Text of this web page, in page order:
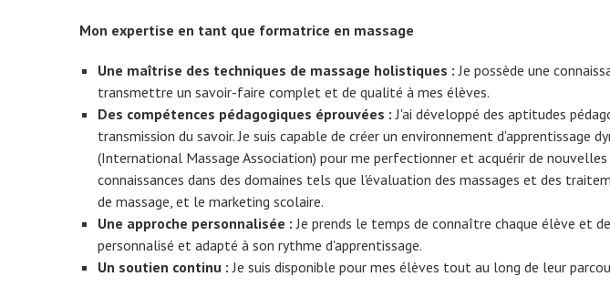
Mon expertise en tant que formatrice en massage
Une maîtrise des techniques de massage holistiques : Je possède une
transmettre un savoir-faire complet et de qualité à mes élèves.
Des compétences pédagogiques éprouvées : J'ai développé des aptitudes
transmission du savoir. Je suis capable de créer un environnement
(International Massage Association) pour me perfectionner et acquérir de
connaissances dans des domaines tels que l'évaluation des massages et des
de massage, et le marketing scolaire.
Une approche personnalisée : Je prends le temps de connaître chaque élève et
personnalisé et adapté à son rythme d'apprentissage.
Un soutien continu : Je suis disponible pour mes élèves tout au long de leur